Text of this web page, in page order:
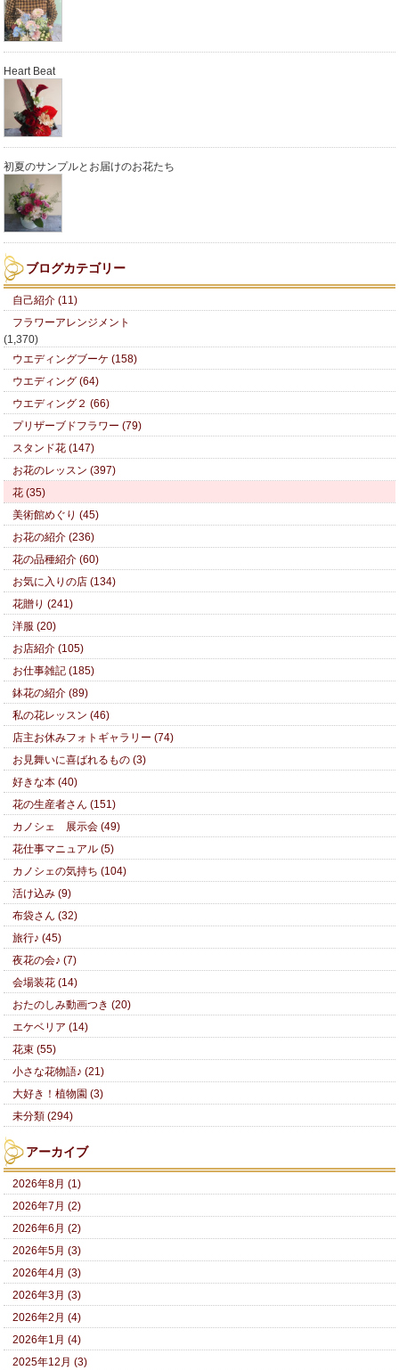
Heart Beat
初夏のサンプルとお届けのお花たち
ブログカテゴリー
自己紹介 (11)
フラワーアレンジメント
(1,370)
ウエディングブーケ (158)
ウエディング (64)
ウエディング２ (66)
プリザーブドフラワー (79)
スタンド花 (147)
お花のレッスン (397)
花 (35)
美術館めぐり (45)
お花の紹介 (236)
花の品種紹介 (60)
お気に入りの店 (134)
花贈り (241)
洋服 (20)
お店紹介 (105)
お仕事雑記 (185)
鉢花の紹介 (89)
私の花レッスン (46)
店主お休みフォトギャラリー (74)
お見舞いに喜ばれるもの (3)
好きな本 (40)
花の生産者さん (151)
カノシェ 展示会 (49)
花仕事マニュアル (5)
カノシェの気持ち (104)
活け込み (9)
布袋さん (32)
旅行♪ (45)
夜花の会♪ (7)
会場装花 (14)
おたのしみ動画つき (20)
エケベリア (14)
花束 (55)
小さな花物語♪ (21)
大好き！植物園 (3)
未分類 (294)
アーカイブ
2026年8月 (1)
2026年7月 (2)
2026年6月 (2)
2026年5月 (3)
2026年4月 (3)
2026年3月 (3)
2026年2月 (4)
2026年1月 (4)
2025年12月 (3)